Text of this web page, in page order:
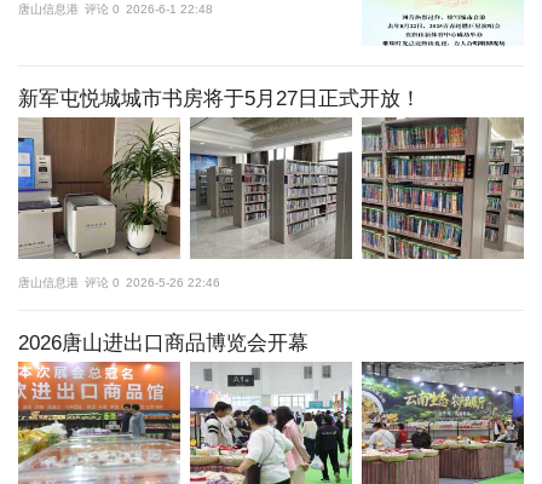
唐山信息港 评论 0 2026-6-1 22:48
新军屯悦城城市书房将于5月27日正式开放！
唐山信息港 评论 0 2026-5-26 22:46
2026唐山进出口商品博览会开幕